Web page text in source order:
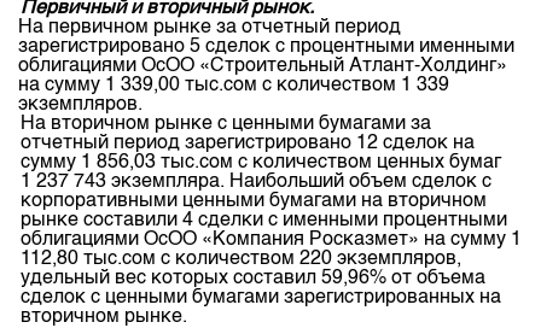
Корпоративные документы
Контакты
25 лет ЗАО КФБ
Котировки по драг. металлам
Расписание аукционов по ГЦБ
Результаты аукционов ГЦБ
Объем ГЦБ в обращении
Результаты аукционов по депозитам
Первичный и вторичный рынок.
На первичном рынке за отчетный период
зарегистрировано 5 сделок с процентными именными
облигациями ОсОО «Строительный Атлант-Холдинг»
на сумму 1 339,00 тыс.сом с количеством 1 339
экземпляров.
На вторичном рынке с ценными бумагами за
отчетный период зарегистрировано 12 сделок на
сумму 1 856,03 тыс.сом с количеством ценных бумаг
1 237 743 экземпляра. Наибольший объем сделок с
корпоративными ценными бумагами на вторичном
рынке составили 4 сделки с именными процентными
облигациями ОсОО «Компания Росказмет» на сумму 1
112,80 тыс.сом с количеством 220 экземпляров,
удельный вес которых составил 59,96% от объема
сделок с ценными бумагами зарегистрированных на
вторичном рынке.